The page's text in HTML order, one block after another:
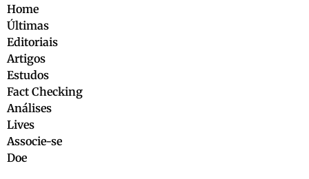
Home
Últimas
Editoriais
Artigos
Estudos
Fact Checking
Análises
Lives
Associe-se
Doe